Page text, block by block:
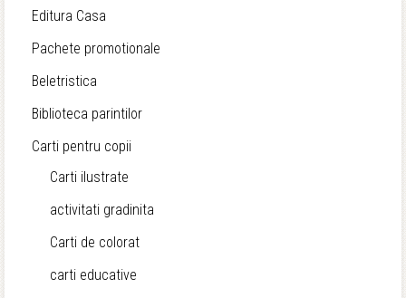
Editura Casa
Pachete promotionale
Beletristica
Biblioteca parintilor
Carti pentru copii
Carti ilustrate
activitati gradinita
Carti de colorat
carti educative